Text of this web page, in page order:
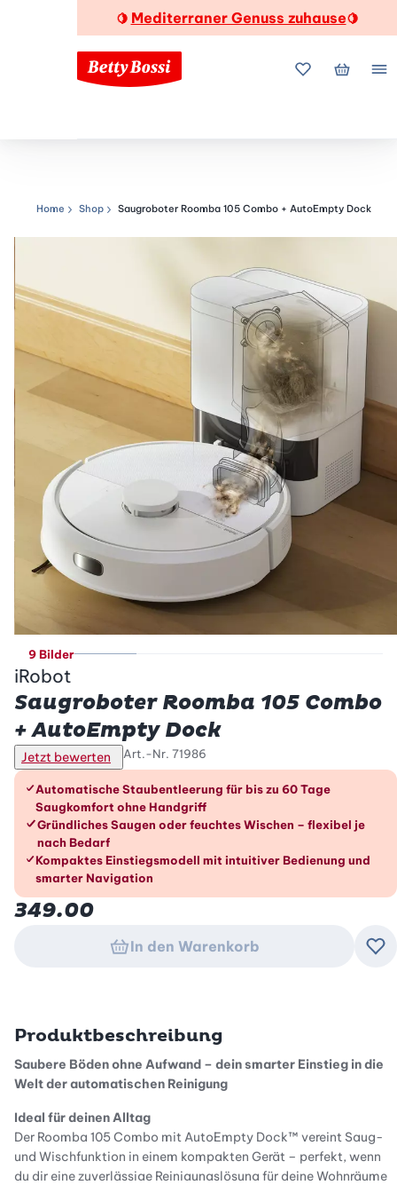
🍋 Mediterraner Genuss zuhause🍋
MeineMein
Navigationspfad
Home Shop Saugroboter Roomba 105 Combo + AutoEmpty Dock
9 Bilder
iRobot
Saugroboter Roomba 105 Combo
+ AutoEmpty Dock
Jetzt bewerten Art.-Nr. 71986
Die Vorteile im Überblick
Automatische Staubentleerung für bis zu 60 Tage
Saugkomfort ohne Handgriff
Gründliches Saugen oder feuchtes Wischen – flexibel je
nach Bedarf
Kompaktes Einstiegsmodell mit intuitiver Bedienung und
smarter Navigation
349.00
In den Warenkorb
Produktbeschreibung
Saubere Böden ohne Aufwand – dein smarter Einstieg in die
Welt der automatischen Reinigung
Ideal für deinen Alltag
Der Roomba 105 Combo mit AutoEmpty Dock™ vereint Saug-
und Wischfunktion in einem kompakten Gerät – perfekt, wenn
du dir eine zuverlässige Reinigungslösung für deine Wohnräume